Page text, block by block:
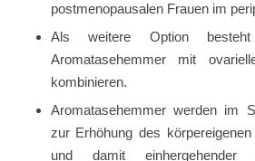
postmenopausalen Frauen im
Als weitere Option
Aromatasehemmer mit
kombinieren.
Aromatasehemmer werden im
zur Erhöhung des körpereigenen
und damit einhergehender